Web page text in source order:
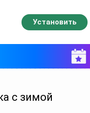
с зимой
Установить